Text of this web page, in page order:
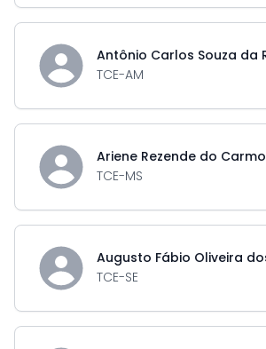
Antônio Carlos Souza da
TCE-AM
Ariene Rezende do
TCE-MS
Augusto Fábio Oliveira
TCE-SE